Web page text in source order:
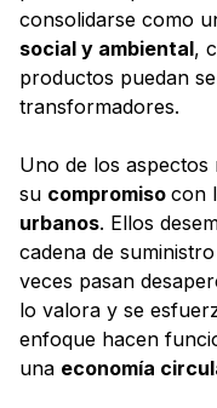
consolidarse como
social y ambiental,
productos puedan
transformadores.
Uno de los aspectos
su compromiso con
urbanos. Ellos
cadena de
veces pasan
lo valora y se
enfoque hacen
una economía